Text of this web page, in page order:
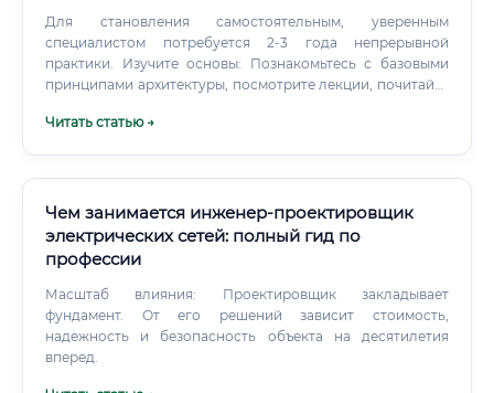
Для становления самостоятельным, уверенным
специалистом потребуется 2-3 года непрерывной
практики. Изучите основы: Познакомьтесь с базовыми
принципами архитектуры, посмотрите лекции, почитайте
Читать статью →
Чем занимается инженер-проектировщик
электрических сетей: полный гид по
профессии
Масштаб влияния: Проектировщик закладывает
фундамент. От его решений зависит стоимость,
надежность и безопасность объекта на десятилетия
вперед.